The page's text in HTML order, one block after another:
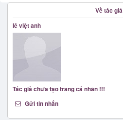
Về tác giả
lê việt anh
Tác giả chưa tạo trang cá nhân !!!
Gửi tin nhắn